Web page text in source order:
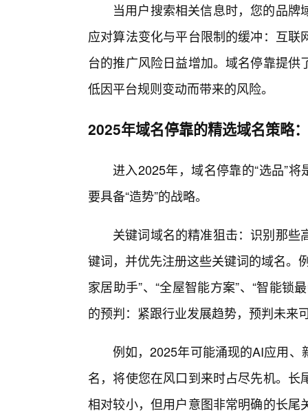
当用户搜索相关信息时，您的品
应对算法变化与平台限制的缓冲：互
台的推广风险日益增加。域名停靠提
低因平台规则变动而带来的风险。
2025年域名停靠的精选域名策略
进入2025年，域名停靠的“选品”
要具备“造势”的战略。
关键词域名的精准狙击：识别那
键词，并优先注册这些关键词的域名。
家居助手”、“全屋智能方案”、“智能锁
的预判：紧跟行业发展趋势，预判未来
例如，2025年可能涌现的AI应用
名，将使您在风口到来时占尽先机。
相对较小，但用户意图非常明确的长